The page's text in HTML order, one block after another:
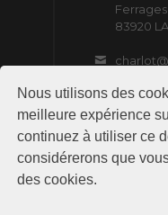
Nous utilisons des
meilleure expérience
continuez à utiliser ce
considérerons que
des cookies.
Ferrages
83920
ABT